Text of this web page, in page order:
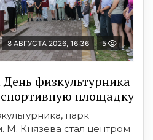
8 АВГУСТА 2026, 16:36 5
физкультурника
площадку
парк
М. Князева стал центром